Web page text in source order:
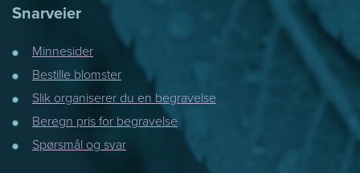
Snarveier
Minnesider
Bestille blomster
Slik organiserer du en begravelse
Beregn pris for begravelse
Spørsmål og svar